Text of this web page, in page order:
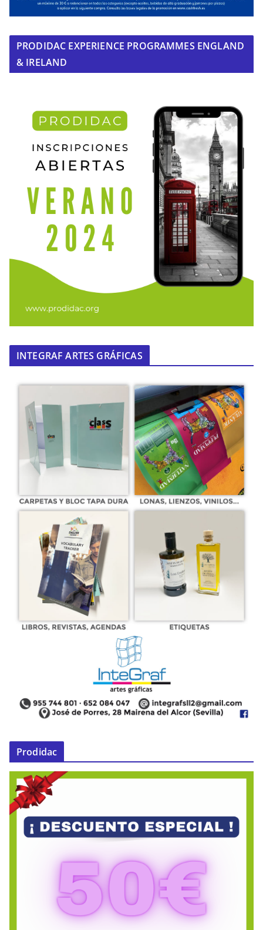
PRODIDAC EXPERIENCE PROGRAMMES ENGLAND
& IRELAND
INTEGRAF ARTES GRÁFICAS
Prodidac